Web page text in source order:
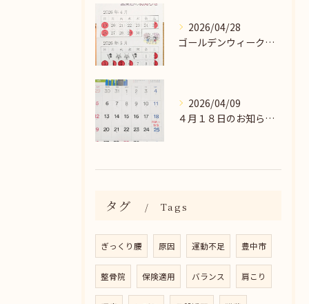
2026/04/28
ゴールデンウィークのお知らせ📢
2026/04/09
４月１８日のお知らせ📢
タグ Tags
ぎっくり腰 原因 運動不足 豊中市
整骨院 保険適用 バランス 肩こり